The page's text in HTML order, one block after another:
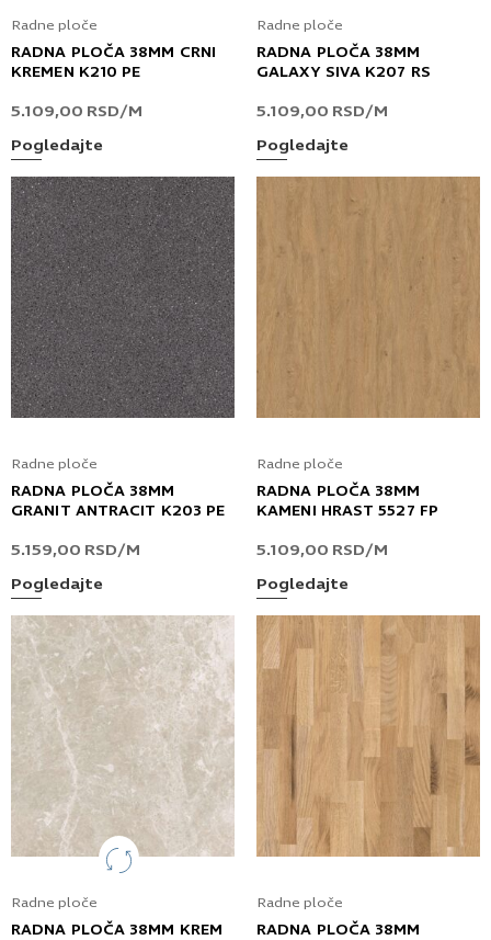
Radne ploče
RADNA PLOČA 38MM CRNI
KREMEN K210 PE
5.109,00 RSD/M
Pogledajte
Radne ploče
RADNA PLOČA 38MM
GALAXY SIVA K207 RS
5.109,00 RSD/M
Pogledajte
Radne ploče
RADNA PLOČA 38MM
GRANIT ANTRACIT K203 PE
5.159,00 RSD/M
Pogledajte
Radne ploče
RADNA PLOČA 38MM
KAMENI HRAST 5527 FP
5.109,00 RSD/M
Pogledajte
Radne ploče
RADNA PLOČA 38MM KREM
Radne ploče
RADNA PLOČA 38MM